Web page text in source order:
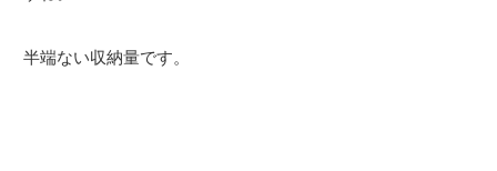
半端ない収納量です。